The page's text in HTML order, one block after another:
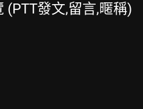
(PTT發文,留言,暱稱)